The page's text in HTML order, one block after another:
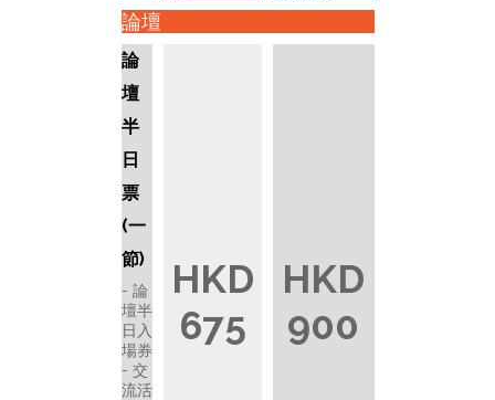
論壇
論
壇
半
日
票
(一
節)
論
壇半
日入
場券
交
流活
HKD
675
HKD
900